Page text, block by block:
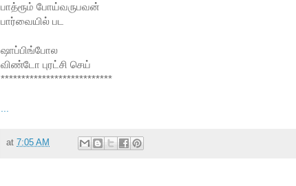
பாத்ரூம் போய்வருபவன்
பார்வையில் பட
ஷாப்பிங்போல
விண்டோ புரட்சி செய்
***************************
at 7:05 AM